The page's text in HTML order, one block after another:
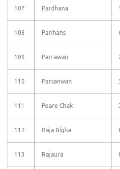
107 Pardhana
108 Parihans
109 Parrawan
110 Parsanwan
111 Peare Chak
112 Raja Bigha
113 Rajaura